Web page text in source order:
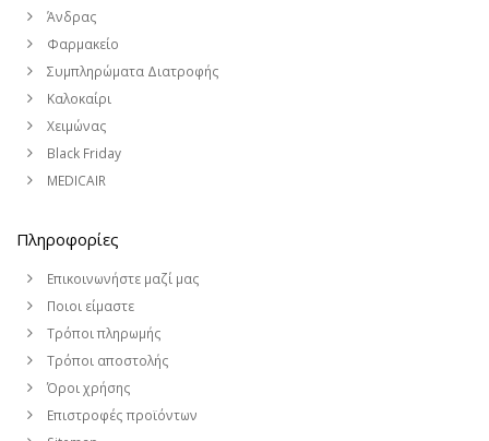
Άνδρας
Φαρμακείο
Συμπληρώματα Διατροφής
Καλοκαίρι
Χειμώνας
Black Friday
MEDICAIR
Πληροφορίες
Επικοινωνήστε μαζί μας
Ποιοι είμαστε
Τρόποι πληρωμής
Τρόποι αποστολής
Όροι χρήσης
Επιστροφές προϊόντων